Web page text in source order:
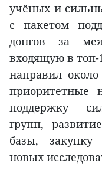
учёных и
с пакетом
донгов за
входящую в топ-
направил
приоритетные
поддержку
групп,
базы, закупку
новых